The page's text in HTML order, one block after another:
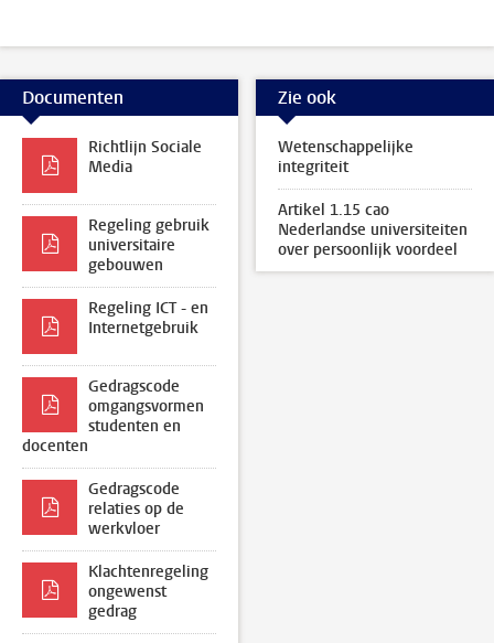
Documenten
Richtlijn Sociale
Media
Regeling gebruik
universitaire
gebouwen
Regeling ICT - en
Internetgebruik
Gedragscode
omgangsvormen
studenten en
docenten
Gedragscode
relaties op de
werkvloer
Klachtenregeling
ongewenst
gedrag
Zie ook
Wetenschappelijke
integriteit
Artikel 1.15 cao
Nederlandse universiteiten
over persoonlijk voordeel